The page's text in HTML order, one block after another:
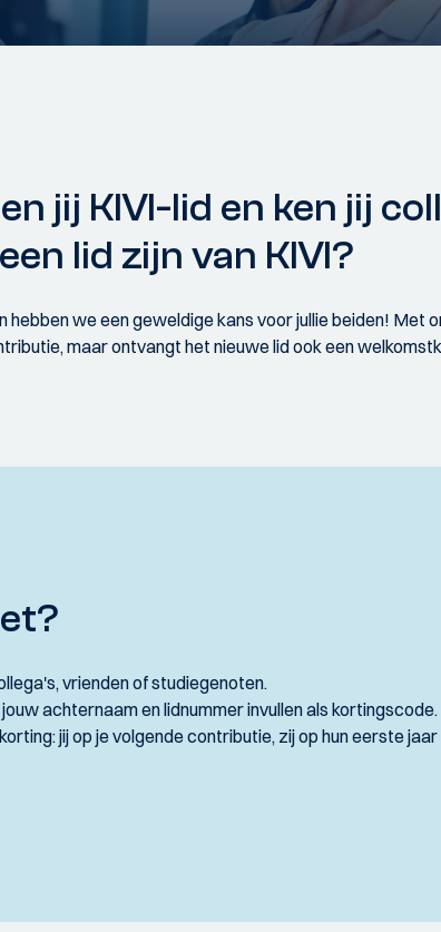
jij KIVI-lid en ken jij
lid zijn van KIVI?
hebben we een geweldige kans voor jullie beiden! Met
maar ontvangt het nieuwe lid ook een
vrienden of studiegenoten.
achternaam en lidnummer invullen als kortingscode.
jij op je volgende contributie, zij op hun eerste jaar